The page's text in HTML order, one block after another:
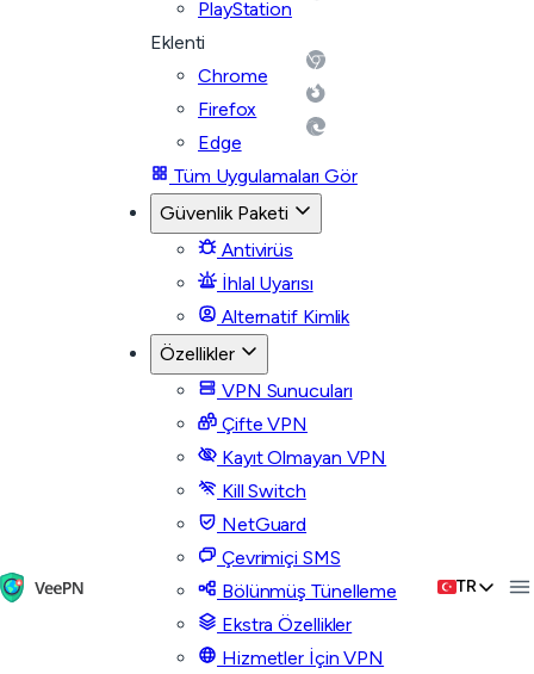
PlayStation
Eklenti
Chrome
Firefox
Edge
Tüm Uygulamaları Gör
Güvenlik Paketi
Antivirüs
İhlal Uyarısı
Alternatif Kimlik
Özellikler
VPN Sunucuları
Çifte VPN
Kayıt Olmayan VPN
Kill Switch
NetGuard
Çevrimiçi SMS
Bölünmüş Tünelleme
Ekstra Özellikler
Hizmetler İçin VPN
TR